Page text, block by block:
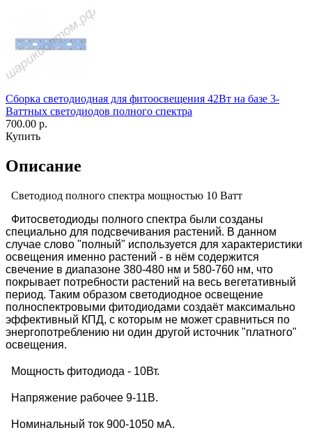
Сборка светодиодная для фитоосвещения 42Вт на базе 3-
Ваттных светодиодов полного спектра
700.00 р.
Купить
Описание
Светодиод полного спектра мощностью 10 Ватт
Фитосветодиоды полного спектра были созданы
специально для подсвечивания растений. В данном
случае слово "полный" используется для характеристики
освещения именно растений - в нём содержится
свечение в диапазоне 380-480 нм и 580-760 нм, что
покрывает потребности растений на весь вегетативный
период. Таким образом светодиодное освещение
полноспектровыми фитодиодами создаёт максимально
эффективный КПД, с которым не может сравниться по
энергопотреблению ни один другой источник "платного"
освещения.
Мощность фитодиода - 10Вт.
Напряжение рабочее 9-11В.
Номинальный ток 900-1050 мА.